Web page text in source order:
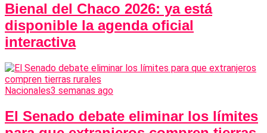
Bienal del Chaco 2026: ya está
disponible la agenda oficial
interactiva
Nacionales3 semanas ago
El Senado debate eliminar los límites